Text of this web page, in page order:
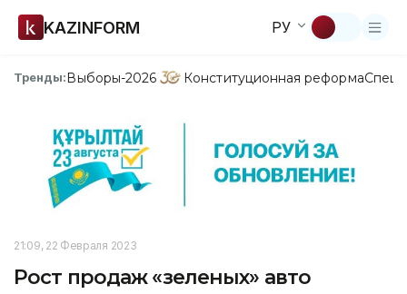
KAZINFORM РУ
Тренды:Выборы-2026 Конституционная реформа
21:09, 22 Февраля 2023
Рост продаж «зеленых» авто